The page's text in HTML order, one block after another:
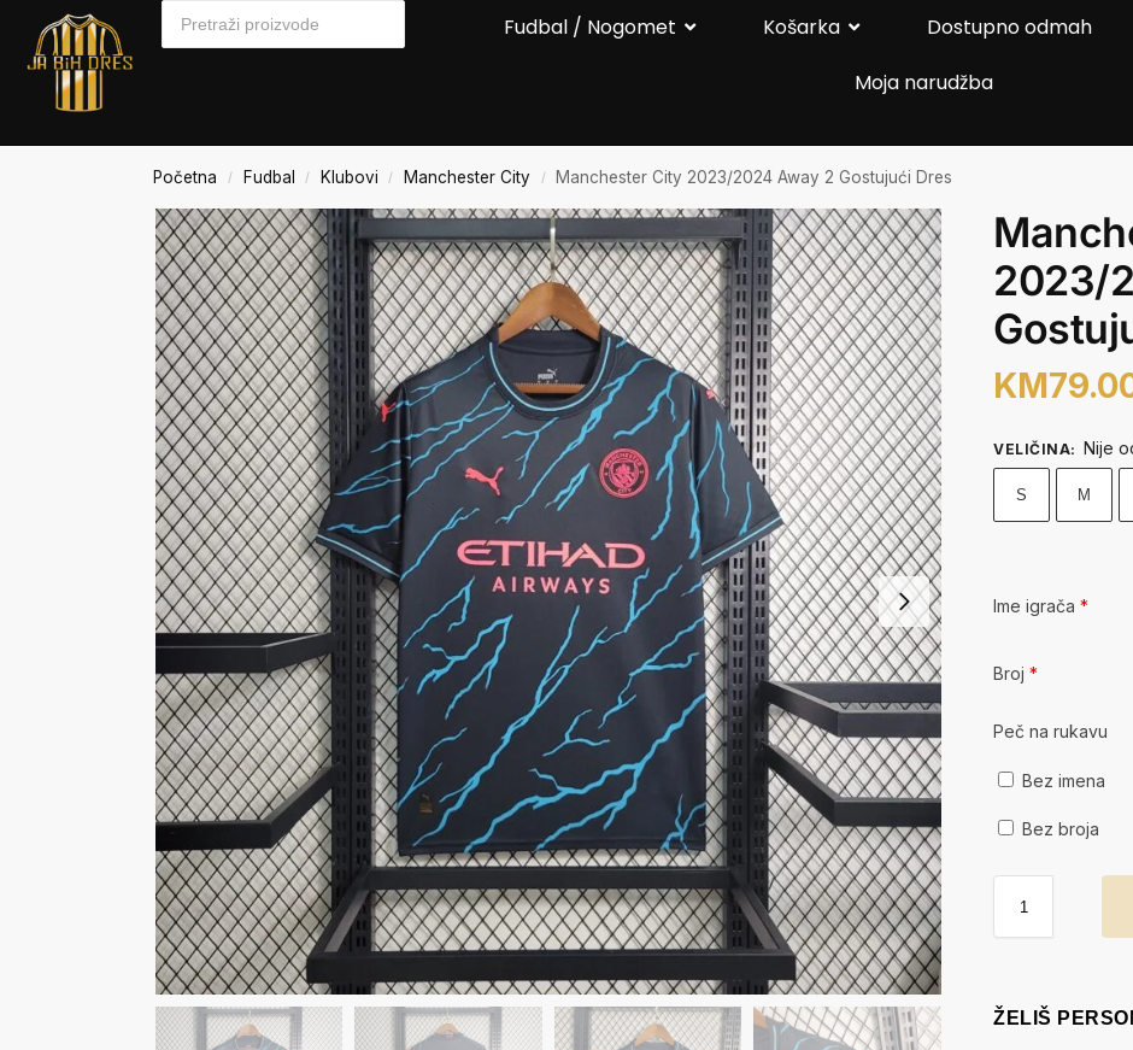
Fudbal / Nogomet Košarka Dostupno odmah
Moja narudžba
Početna / Fudbal / Klubovi / Manchester City / Manchester City 2023/2024 Away 2 Gostujući Dres
2023/
KM
VELIČINA: Nije
S M
Ime igrača*
Broj*
Peč na rukavu
Bez imena
Bez broja
ŽELIŠ